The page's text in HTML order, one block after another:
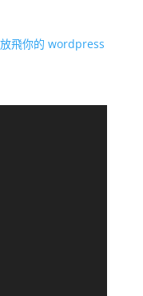
飛你的 wordpress